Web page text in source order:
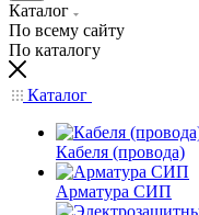
Каталог
По всему сайту
По каталогу
Каталог
Кабеля (провода)
Арматура СИП